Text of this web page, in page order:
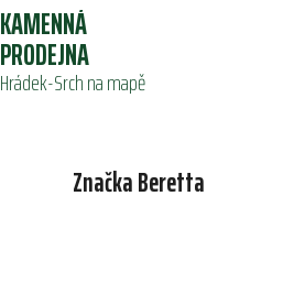
KAMENNÁ
PRODEJNA
Hrádek-Srch na mapě
ZnačkaBeretta